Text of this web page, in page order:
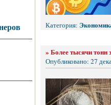
Категория:
» Более тысячи тонн
Опубликовано: 27